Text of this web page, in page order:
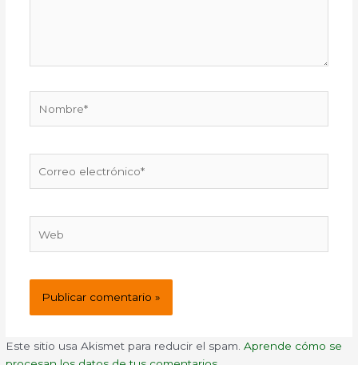
electrónico*
Este sitio usa Akismet para reducir el spam.Aprende cómo se